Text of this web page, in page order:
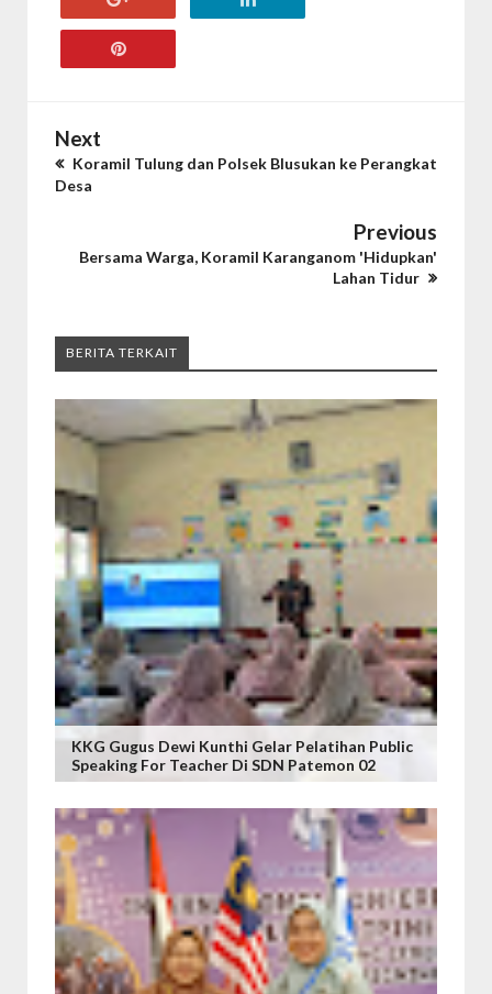
Next
Koramil Tulung dan Polsek Blusukan ke Perangkat
Desa
Previous
Bersama Warga, Koramil Karanganom 'Hidupkan'
Lahan Tidur
BERITA TERKAIT
KKG Gugus Dewi Kunthi Gelar Pelatihan Public
Speaking For Teacher Di SDN Patemon 02